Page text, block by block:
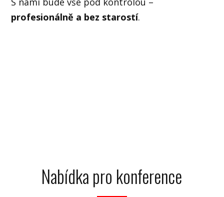
profesionálně a bez starostí.
Nabídka pro konference